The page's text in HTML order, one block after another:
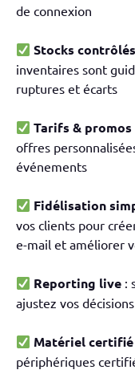
de connexion
Stocks contrôlés
inventaires sont
ruptures et écarts
Tarifs & promos
offres
événements
Fidélisation
vos clients pour
e-mail et améliorer
Reporting live :
ajustez vos
Matériel certifié
périphériques